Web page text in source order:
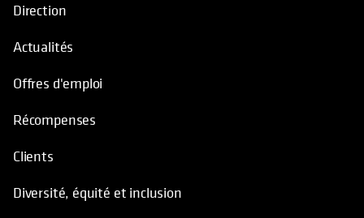
Direction
Actualités
Offres d'emploi
Récompenses
Clients
Diversité, équité et inclusion